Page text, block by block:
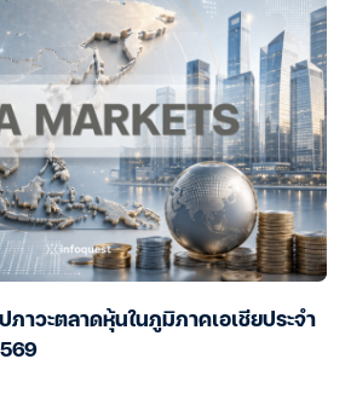
าวะตลาดหุ้นในภูมิภาคเอเชียประจำ